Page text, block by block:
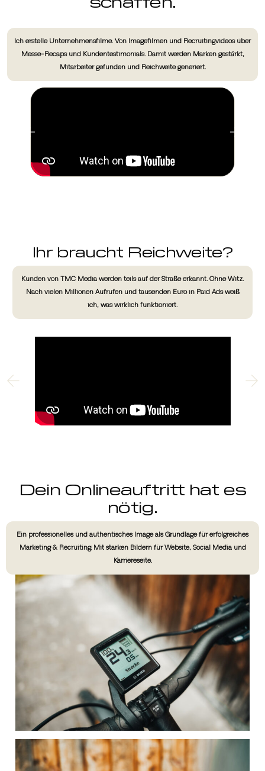
Ich erstelle Unternehmensfilme. Von Imagefilmen und Recruitingvideos über
Messe-Recaps und Kundentestimonials. Damit werden Marken gestärkt,
Mitarbeiter gefunden und Reichweite generiert.
Ihr braucht Reichweite?
Kunden von TMC Media werden teils auf der Straße erkannt. Ohne Witz.
Nach vielen Millionen Aufrufen und tausenden Euro in Paid Ads weiß
ich, was wirklich funktioniert.
Dein Onlineauftritt hat es
nötig.
Ein professionelles und authentisches Image als Grundlage für erfolgreiches
Marketing & Recruiting. Mit starken Bildern für Website, Social Media und
Karriereseite.